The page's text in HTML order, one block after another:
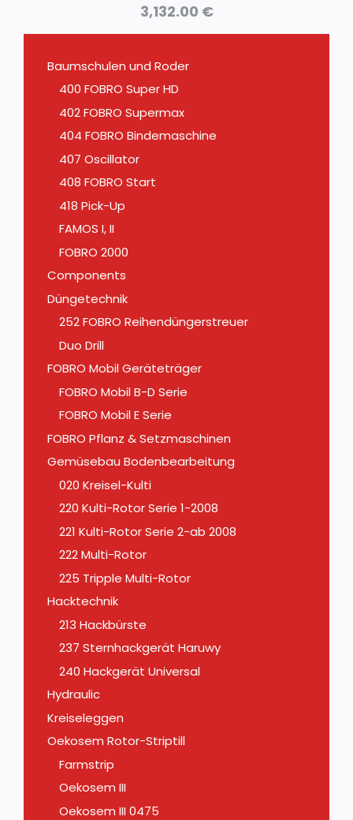
3,132.00 €
Baumschulen und Roder
400 FOBRO Super HD
402 FOBRO Supermax
404 FOBRO Bindemaschine
407 Oscillator
408 FOBRO Start
418 Pick-Up
FAMOS I, II
FOBRO 2000
Components
Düngetechnik
252 FOBRO Reihendüngerstreuer
Duo Drill
FOBRO Mobil Geräteträger
FOBRO Mobil B-D Serie
FOBRO Mobil E Serie
FOBRO Pflanz & Setzmaschinen
Gemüsebau Bodenbearbeitung
020 Kreisel-Kulti
220 Kulti-Rotor Serie 1-2008
221 Kulti-Rotor Serie 2-ab 2008
222 Multi-Rotor
225 Tripple Multi-Rotor
Hacktechnik
213 Hackbürste
237 Sternhackgerät Haruwy
240 Hackgerät Universal
Hydraulic
Kreiseleggen
Oekosem Rotor-Striptill
Farmstrip
Oekosem III
Oekosem III 0475